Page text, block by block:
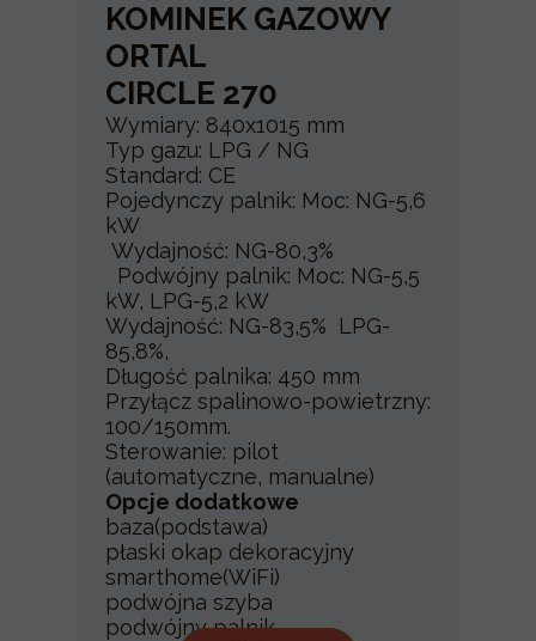
KOMINEK GAZOWY
ORTAL
CIRCLE 270
Wymiary: 840x1015 mm
Typ gazu: LPG / NG
Standard: CE
Pojedynczy palnik: Moc: NG-5,6
kW
Wydajność: NG-80,3%
Podwójny palnik: Moc: NG-5,5
kW, LPG-5,2 kW
Wydajność: NG-83,5% LPG-
85,8%,
Długość palnika: 450 mm
Przyłącz spalinowo-powietrzny:
100/150mm.
Sterowanie: pilot
(automatyczne, manualne)
Opcje dodatkowe
baza(podstawa)
płaski okap dekoracyjny
smarthome(WiFi)
podwójna szyba
podwójny palnik